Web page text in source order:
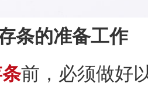
条的准备工作
前，必须做好